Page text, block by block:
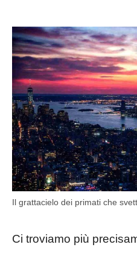
Il grattacielo dei primati che
Ci troviamo più